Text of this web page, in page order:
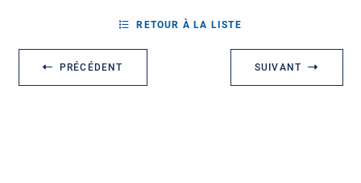
PRÉCÉDENT
RETOUR À LA LISTE
SUIVANT